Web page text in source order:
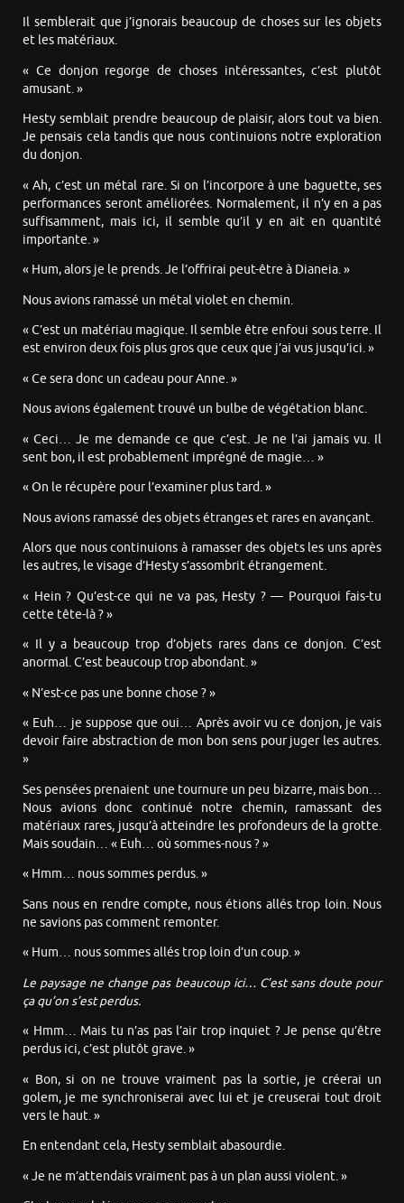
Il semblerait que j’ignorais beaucoup de choses sur les objets
et les matériaux.
« Ce donjon regorge de choses intéressantes, c’est plutôt
amusant. »
Hesty semblait prendre beaucoup de plaisir, alors tout va bien.
Je pensais cela tandis que nous continuions notre exploration
du donjon.
« Ah, c’est un métal rare. Si on l’incorpore à une baguette, ses
performances seront améliorées. Normalement, il n’y en a pas
suffisamment, mais ici, il semble qu’il y en ait en quantité
importante. »
« Hum, alors je le prends. Je l’offrirai peut-être à Dianeia. »
Nous avions ramassé un métal violet en chemin.
« C’est un matériau magique. Il semble être enfoui sous terre. Il
est environ deux fois plus gros que ceux que j’ai vus jusqu’ici. »
« Ce sera donc un cadeau pour Anne. »
Nous avions également trouvé un bulbe de végétation blanc.
« Ceci… Je me demande ce que c’est. Je ne l’ai jamais vu. Il
sent bon, il est probablement imprégné de magie… »
« On le récupère pour l’examiner plus tard. »
Nous avions ramassé des objets étranges et rares en avançant.
Alors que nous continuions à ramasser des objets les uns après
les autres, le visage d’Hesty s’assombrit étrangement.
« Hein ? Qu’est-ce qui ne va pas, Hesty ? — Pourquoi fais-tu
cette tête-là ? »
« Il y a beaucoup trop d’objets rares dans ce donjon. C’est
anormal. C’est beaucoup trop abondant. »
« N’est-ce pas une bonne chose ? »
« Euh… je suppose que oui… Après avoir vu ce donjon, je vais
devoir faire abstraction de mon bon sens pour juger les autres.
»
Ses pensées prenaient une tournure un peu bizarre, mais bon…
Nous avions donc continué notre chemin, ramassant des
matériaux rares, jusqu’à atteindre les profondeurs de la grotte.
Mais soudain… « Euh… où sommes-nous ? »
« Hmm… nous sommes perdus. »
Sans nous en rendre compte, nous étions allés trop loin. Nous
ne savions pas comment remonter.
« Hum… nous sommes allés trop loin d’un coup. »
Le paysage ne change pas beaucoup ici… C’est sans doute pour
ça qu’on s’est perdus.
« Hmm… Mais tu n’as pas l’air trop inquiet ? Je pense qu’être
perdus ici, c’est plutôt grave. »
« Bon, si on ne trouve vraiment pas la sortie, je créerai un
golem, je me synchroniserai avec lui et je creuserai tout droit
vers le haut. »
En entendant cela, Hesty semblait abasourdie.
« Je ne m’attendais vraiment pas à un plan aussi violent. »